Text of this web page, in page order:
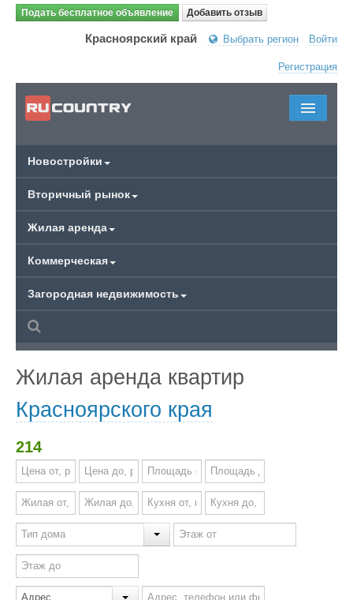
Подать бесплатное объявление Добавить отзыв
Красноярский край Выбрать регион Войти
Регистрация
Новостройки
Вторичный рынок
Жилая аренда
Коммерческая
Загородная недвижимость
Жилая аренда квартир
Красноярского края
214